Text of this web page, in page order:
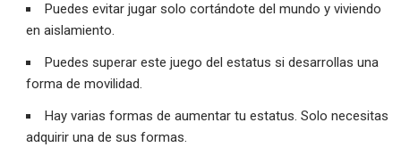
Puedes evitar jugar solo cortándote del mundo y viviendo
en aislamiento.
Puedes superar este juego del estatus si desarrollas una
forma de movilidad.
Hay varias formas de aumentar tu estatus. Solo necesitas
adquirir una de sus formas.